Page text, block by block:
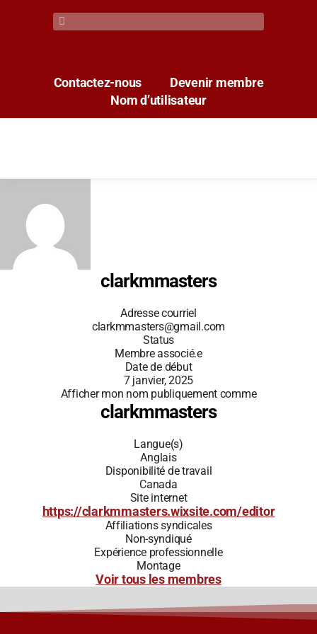
Contactez-nous
Devenir membre
Nom d’utilisateur
clarkmmasters
Adresse courriel
clarkmmasters@gmail.com
Status
Membre associé.e
Date de début
7 janvier, 2025
Afficher mon nom publiquement comme
clarkmmasters
Langue(s)
Anglais
Disponibilité de travail
Canada
Site internet
https://clarkmmasters.wixsite.com/editor
Affiliations syndicales
Non-syndiqué
Expérience professionnelle
Montage
Voir tous les membres